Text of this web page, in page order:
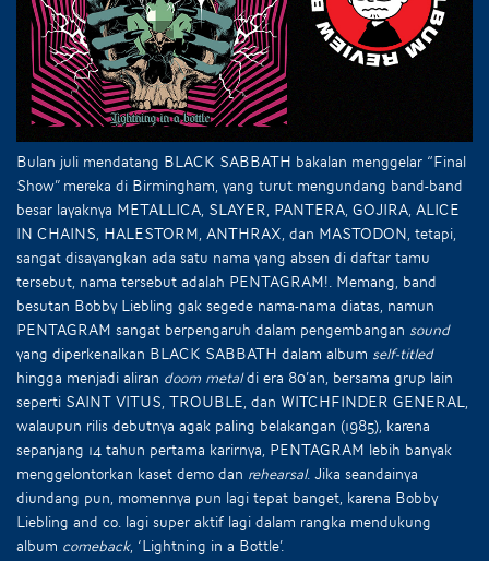
Bulan juli mendatang BLACK SABBATH bakalan menggelar “Final
Show” mereka di Birmingham, yang turut mengundang band-band
besar layaknya METALLICA, SLAYER, PANTERA, GOJIRA, ALICE
IN CHAINS, HALESTORM, ANTHRAX, dan MASTODON, tetapi,
sangat disayangkan ada satu nama yang absen di daftar tamu
tersebut, nama tersebut adalah PENTAGRAM!. Memang, band
besutan Bobby Liebling gak segede nama-nama diatas, namun
PENTAGRAM sangat berpengaruh dalam pengembangan sound
yang diperkenalkan BLACK SABBATH dalam album self-titled
hingga menjadi aliran doom metaldi era 80’an, bersama grup lain
seperti SAINT VITUS, TROUBLE, dan WITCHFINDER GENERAL,
walaupun rilis debutnya agak paling belakangan (1985), karena
sepanjang 14 tahun pertama karirnya, PENTAGRAM lebih banyak
menggelontorkan kaset demo dan rehearsal. Jika seandainya
diundang pun, momennya pun lagi tepat banget, karena Bobby
Liebling and co. lagi super aktif lagi dalam rangka mendukung
album comeback, ‘Lightning in a Bottle’.